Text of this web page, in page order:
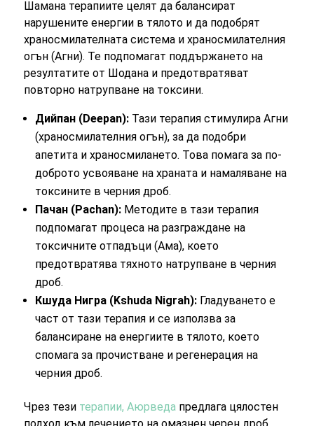
Шамана терапиите целят да балансират
нарушените енергии в тялото и да подобрят
храносмилателната система и храносмилателния
огън (Агни). Те подпомагат поддържането на
резултатите от Шодана и предотвратяват
повторно натрупване на токсини.
Дийпан (Deepan): Тази терапия стимулира Агни
(храносмилателния огън), за да подобри
апетита и храносмилането. Това помага за по-
доброто усвояване на храната и намаляване на
токсините в черния дроб.
Пачан (Pachan): Методите в тази терапия
подпомагат процеса на разграждане на
токсичните отпадъци (Ама), което
предотвратява тяхното натрупване в черния
дроб.
Кшуда Нигра (Kshuda Nigrah): Гладуването е
част от тази терапия и се използва за
балансиране на енергиите в тялото, което
спомага за прочистване и регенерация на
черния дроб.
Чрез тези терапии, Аюрведа предлага цялостен